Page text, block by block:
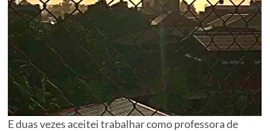
E duas vezes aceitei trabalhar como professora de